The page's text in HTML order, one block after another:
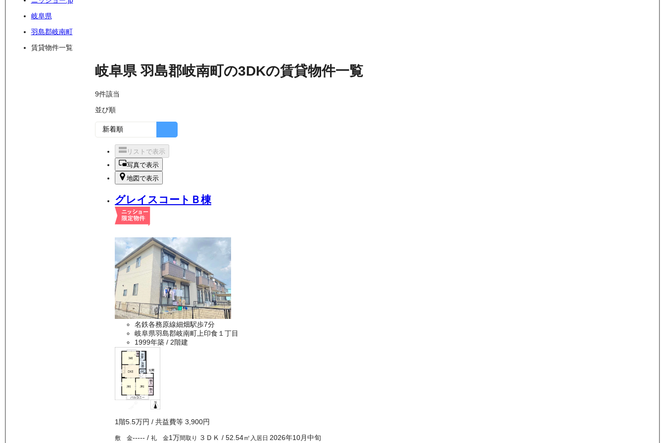
岐阜県
羽島郡岐南町
賃貸物件一覧
岐阜県羽島郡岐南町の3DKの賃貸物件一覧
9件該当
並び順
リストで表示
写真で表示
地図で表示
グレイスコートＢ棟
名鉄各務原線細畑駅歩7分
岐阜県羽島郡岐南町上印食１丁目
1999年築 / 2階建
1階5.5万円 / 共益費等 3,900円
敷 金----- / 礼 金1万間取り ３ＤＫ / 52.54㎡ 入居日 2026年10月中旬